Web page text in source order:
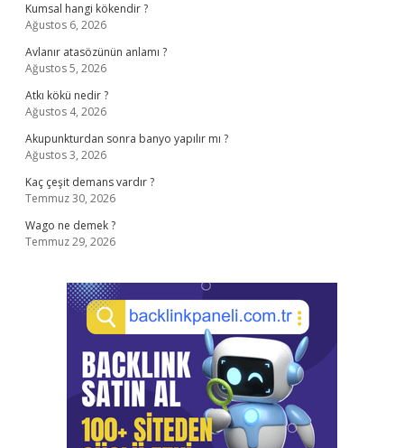
Kumsal hangi kökendir ?
Ağustos 6, 2026
Avlanır atasözünün anlamı ?
Ağustos 5, 2026
Atkı kökü nedir ?
Ağustos 4, 2026
Akupunkturdan sonra banyo yapılır mı ?
Ağustos 3, 2026
Kaç çeşit demans vardır ?
Temmuz 30, 2026
Wago ne demek ?
Temmuz 29, 2026